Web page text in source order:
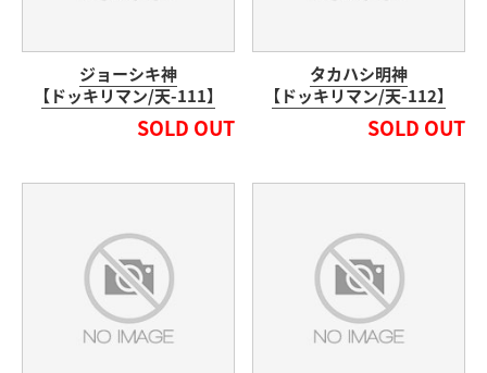
ジョーシキ神
【ドッキリマン/天-111】
SOLD OUT
タカハシ明神
【ドッキリマン/天-112】
SOLD OUT